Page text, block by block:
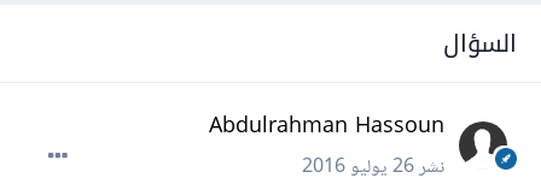
السؤال
Abdulrahman Hassoun
نشر26 يوليو 2016